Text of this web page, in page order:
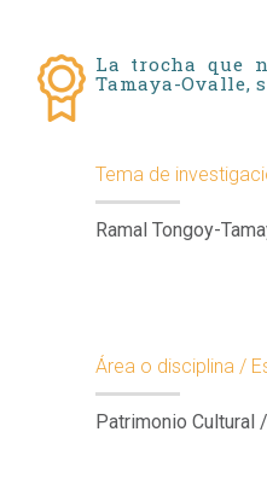
La trocha que
Tamaya-Ovalle,
Tema de
Ramal Tongoy-
Área o disciplina /
Patrimonio Cultural